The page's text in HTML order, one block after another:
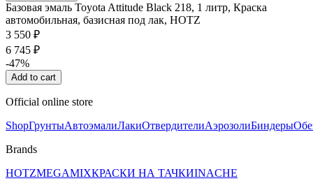
Базовая эмаль Toyota Attitude Black 218, 1 литр, Краска
автомобильная, базисная под лак, HOTZ
3 550 ₽
6 745 ₽
-47%
Add to cart
Official online store
ShopГрунтыАвтоэмалиЛакиОтвердителиАэрозолиБиндеры
Brands
HOTZMEGAMIXКРАСКИ НА ТАЧКИINACHE